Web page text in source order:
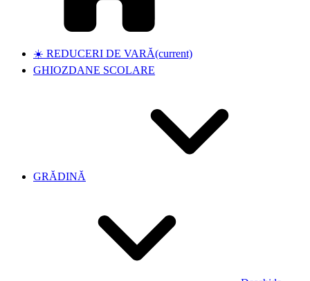
☀️ REDUCERI DE VARĂ(current)
GHIOZDANE SCOLARE
GRĂDINĂ